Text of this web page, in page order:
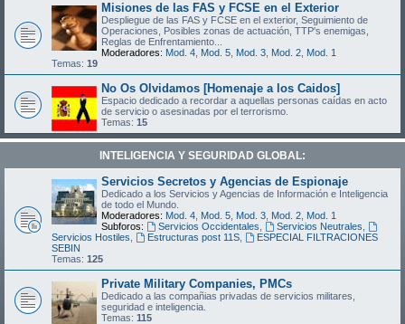
Misiones de las FAS y FCSE en el Exterior
Despliegue de las FAS y FCSE en el exterior, Seguimiento de
Operaciones, Posibles zonas de actuación, TTP's enemigas,
Reglas de Enfrentamiento...
Moderadores: Mod. 4 Mod. 5 Mod. 3 Mod. 2 Mod. 1
Temas: 19
No Os Olvidamos [Homenaje a los Caidos]
Espacio dedicado a recordar a aquellas personas caídas en acto
de servicio o asesinadas por el terrorismo.
Temas: 15
INTELIGENCIA Y SEGURIDAD GLOBAL:
Servicios Secretos y Agencias de Espionaje
Dedicado a los Servicios y Agencias de Información e Inteligencia
de todo el Mundo.
Moderadores: Mod. 4 Mod. 5 Mod. 3 Mod. 2 Mod. 1
Subforos:
Servicios Occidentales Servicios Neutrales
Servicios Hostiles
Estructuras post 11S,
ESPECIAL FILTRACIONES
SEBIN
Temas: 125
Private Military Companies, PMCs
Dedicado a las compañias privadas de servicios militares,
seguridad e inteligencia.
Temas: 115